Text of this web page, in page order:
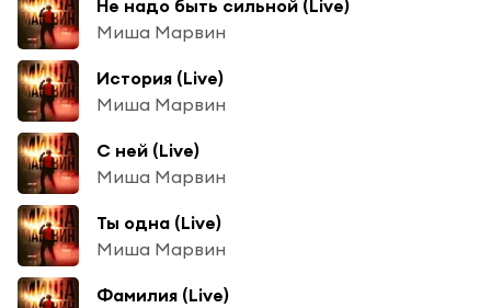
Не надо быть сильной (Live)
Миша Марвин
История (Live)
Миша Марвин
С ней (Live)
Миша Марвин
Ты одна (Live)
Миша Марвин
Фамилия (Live)